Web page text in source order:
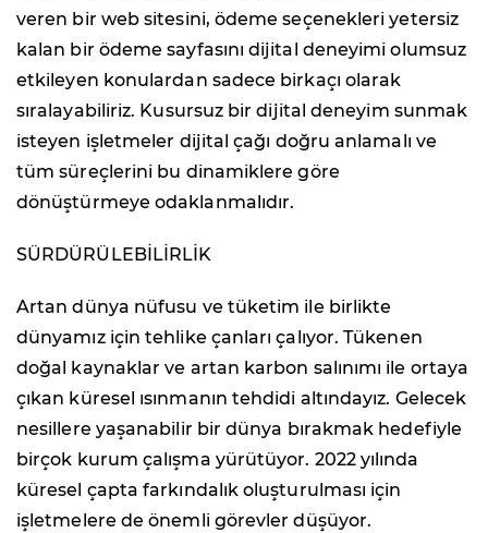
veren bir web sitesini, ödeme seçenekleri yetersiz
kalan bir ödeme sayfasını dijital deneyimi olumsuz
etkileyen konulardan sadece birkaçı olarak
sıralayabiliriz. Kusursuz bir dijital deneyim sunmak
isteyen işletmeler dijital çağı doğru anlamalı ve
tüm süreçlerini bu dinamiklere göre
dönüştürmeye odaklanmalıdır.
SÜRDÜRÜLEBİLİRLİK
Artan dünya nüfusu ve tüketim ile birlikte
dünyamız için tehlike çanları çalıyor. Tükenen
doğal kaynaklar ve artan karbon salınımı ile ortaya
çıkan küresel ısınmanın tehdidi altındayız. Gelecek
nesillere yaşanabilir bir dünya bırakmak hedefiyle
birçok kurum çalışma yürütüyor. 2022 yılında
küresel çapta farkındalık oluşturulması için
işletmelere de önemli görevler düşüyor.